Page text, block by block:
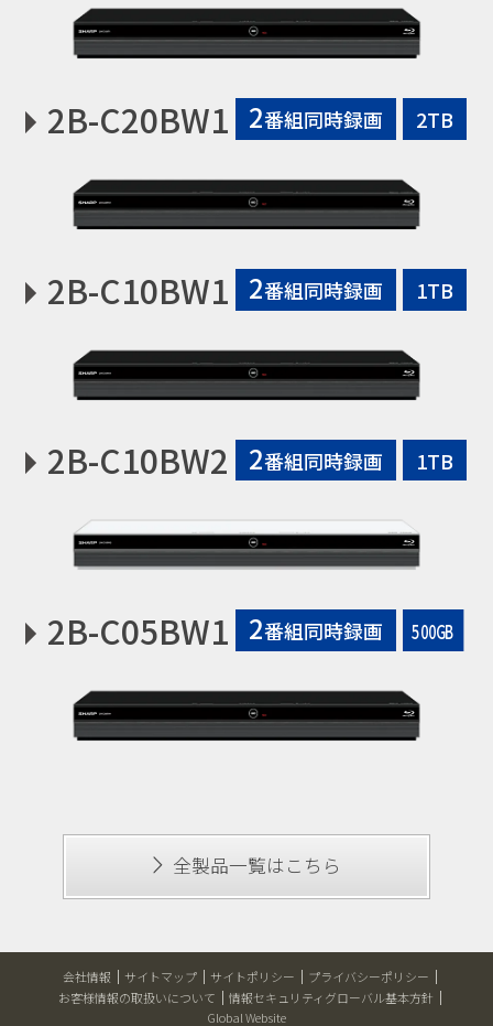
2B-C20BW1 2番組同時録画 2TB
2B-C10BW1 2番組同時録画 1TB
2B-C10BW2 2番組同時録画 1TB
2B-C05BW1 2番組同時録画 500GB
全製品一覧はこちら
会社情報 サイトマップ サイトポリシー
プライバシーポリシー
お客様情報の取扱いについて
情報セキュリティグローバル基本方針
Global Website